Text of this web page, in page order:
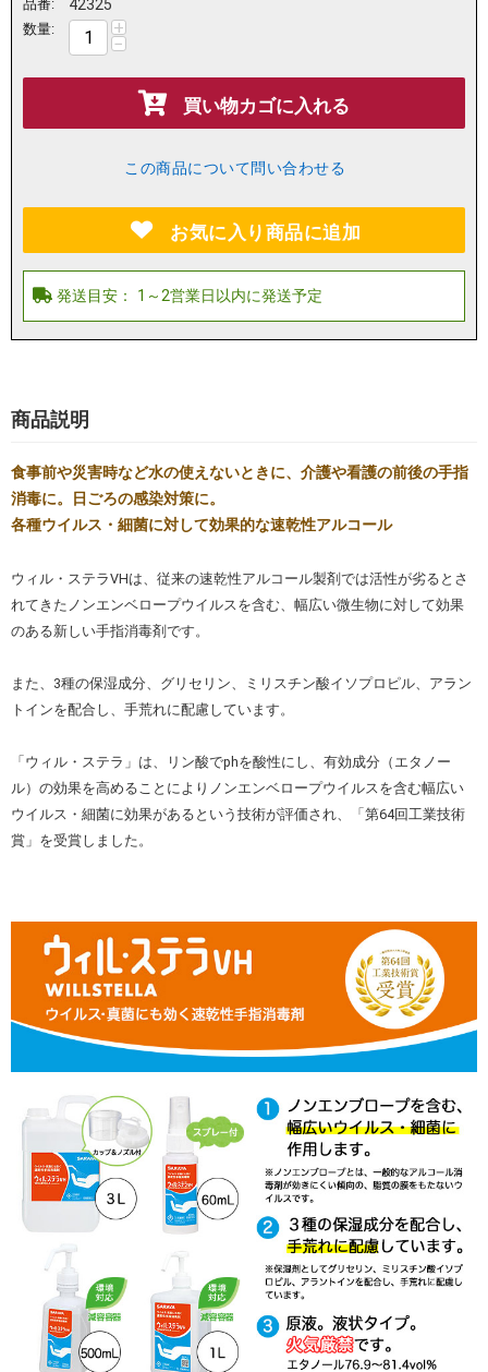
品番: 42325
数量: +
−
買い物カゴに入れる
この商品について問い合わせる
お気に入り商品に追加
商品説明
食事前や災害時など水の使えないときに、介護や看護の前後の手指
消毒に。日ごろの感染対策に。
各種ウイルス・細菌に対して効果的な速乾性アルコール
ウィル・ステラVHは、従来の速乾性アルコール製剤では活性が劣るとさ
れてきたノンエンベロープウイルスを含む、幅広い微生物に対して効果
のある新しい手指消毒剤です。
また、3種の保湿成分、グリセリン、ミリスチン酸イソプロピル、アラン
トインを配合し、手荒れに配慮しています。
「ウィル・ステラ」は、リン酸でphを酸性にし、有効成分（エタノー
ル）の効果を高めることによりノンエンベロープウイルスを含む幅広い
ウイルス・細菌に効果があるという技術が評価され、「第64回工業技術
賞」を受賞しました。